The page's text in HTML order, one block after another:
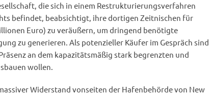
die sich in einem Restrukturierungsverfahren
befindet, beabsichtigt, ihre dortigen Zeitnischen für
Euro) zu veräußern, um dringend benötigte
zu generieren. Als potenzieller Käufer im Gespräch sind
an dem kapazitätsmäßig stark begrenzten und
wollen.
Widerstand vonseiten der Hafenbehörde von New